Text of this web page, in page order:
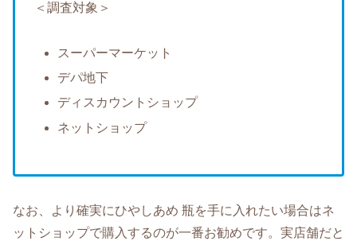
＜調査対象＞
スーパーマーケット
デパ地下
ディスカウントショップ
ネットショップ
なお、より確実にひやしあめ 瓶を手に入れたい場合はネ
ットショップで購入するのが一番お勧めです。実店舗だと